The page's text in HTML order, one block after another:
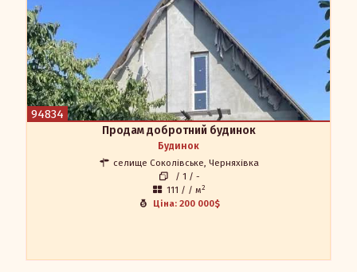
94834
Продам добротний будинок
Будинок
селище Соколівське, Черняхівка
/ 1 / -
111 / / м2
Ціна: 200 000$
Продам добротний будинок! До кінця одну стінку не
утеплили (через війну). Будували для себе та для сім"ї.
Житлова площа будинку: перший поверх - 111 квадратних
метрів. Є поверх під мансарду: за бажанням можна зробити
другий поверх. Перший поверх: простора кухня, дитяча,
спальня + вбиральня, зал на 36 квадратів, 2 просторих
великих передпокоїв, ванна кімната. Дах - нова
металочерепиця - Німеччина. Весь двір викладений плиткою!
Є гараж, літня кухня, погріб! Будинок під відео
спостереженням. Найкращий район у Соколівці: поруч Файно
маркет, школа, магазини, зупинка маршрутки під будинком.
Ділянка 14 соток. Продаж з меблями.
Наталія 0504521275
0684521275